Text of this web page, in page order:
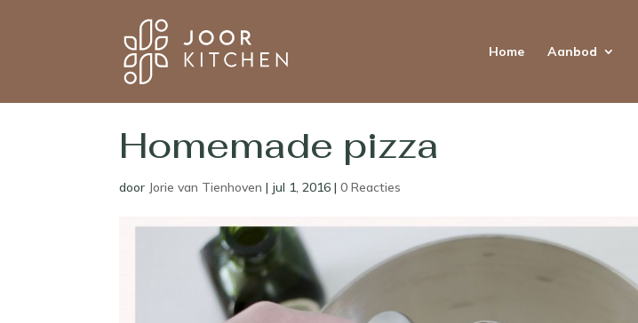
Home Aanbod
Homemade pizza
door Jorie van Tienhoven | jul 1, 2016 |0 Reacties